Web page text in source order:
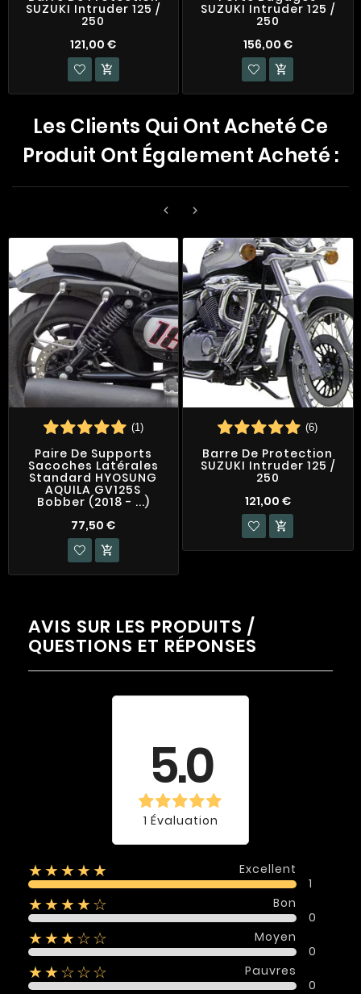
SUZUKI Intruder 125 /
250
121,00 €

SUZUKI Intruder 125 /
250
156,00 €

Les Clients Qui Ont Acheté Ce
Produit Ont Également Acheté :
 
(1)
Paire De Supports
Sacoches Latérales
Standard HYOSUNG
AQUILA GV125S
Bobber (2018 - ...)
77,50 €

(6)
Barre De Protection
SUZUKI Intruder 125 /
250
121,00 €

AVIS SUR LES PRODUITS /
QUESTIONS ET RÉPONSES
5.0
1 Évaluation
★★★★★
Excellent
1
★★★★☆
Bon
0
★★★☆☆
Moyen
0
★★☆☆☆
Pauvres
0